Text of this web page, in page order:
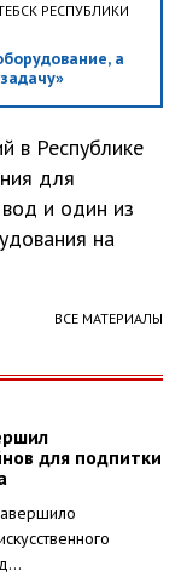
РЕСПУБЛИКИ
а
в Республике
для
и один из
на
ВСЕ МАТЕРИАЛЫ
для подпитки